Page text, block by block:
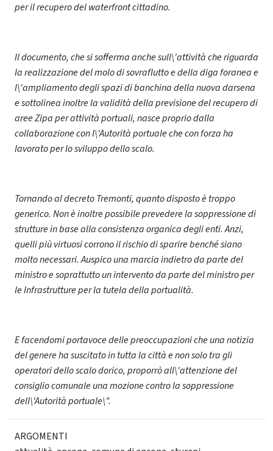
per il recupero del waterfront cittadino.
Il documento, che si sofferma anche sull\'attività che riguarda
la realizzazione del molo di sovraflutto e della diga foranea e
l\'ampliamento degli spazi di banchina della nuova darsena
e sottolinea inoltre la validità della previsione del recupero di
aree Zipa per attività portuali, nasce proprio dalla
collaborazione con l\'Autorità portuale che con forza ha
lavorato per lo sviluppo dello scalo.
Tornando al decreto Tremonti, quanto disposto è troppo
generico. Non è inoltre possibile prevedere la soppressione di
strutture in base alla consistenza organica degli enti. Anzi,
quelli più virtuosi corrono il rischio di sparire benché siano
molto necessari. Auspico una marcia indietro da parte del
ministro e soprattutto un intervento da parte del ministro per
le Infrastrutture per la tutela della portualità.
E facendomi portavoce delle preoccupazioni che una notizia
del genere ha suscitato in tutta la città e non solo tra gli
operatori dello scalo dorico, proporrò all\'attenzione del
consiglio comunale una mozione contro la soppressione
dell\'Autorità portuale\".
ARGOMENTI